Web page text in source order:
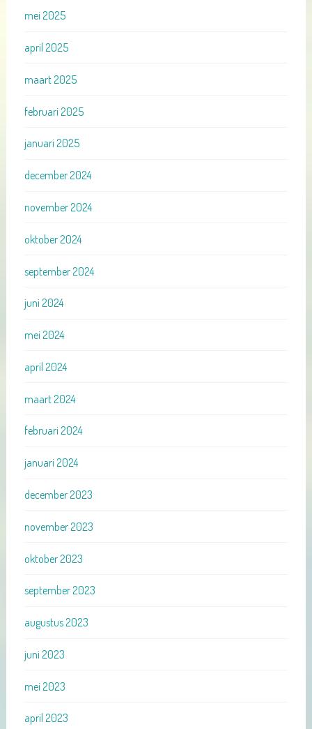
mei 2025
april 2025
maart 2025
februari 2025
januari 2025
december 2024
november 2024
oktober 2024
september 2024
juni 2024
mei 2024
april 2024
maart 2024
februari 2024
januari 2024
december 2023
november 2023
oktober 2023
september 2023
augustus 2023
juni 2023
mei 2023
april 2023